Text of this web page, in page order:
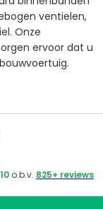
ventielen,
Onze
ervoor dat u
o.b.v. 825+ reviews